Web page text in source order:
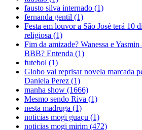
fausto silva internado (1)
fernanda gentil (1)
Festa em louvor a São José terá 10
religiosa (1)
Fim da amizade? Wanessa e
BBB? Entenda (1)
futebol (1)
Globo vai reprisar novela marcada
Daniela Perez (1)
manha show (1666)
Mesmo sendo Riva (1)
nesta madruga (1)
noticias mogi guaçu (1)
noticias mogi mirim (472)